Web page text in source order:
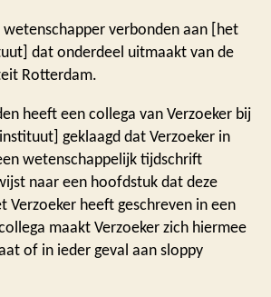
wetenschapper verbonden aan [het
dat onderdeel uitmaakt van de
Rotterdam.
heeft een collega van Verzoeker bij
geklaagd dat Verzoeker in
wetenschappelijk tijdschrift
naar een hoofdstuk dat deze
Verzoeker heeft geschreven in een
maakt Verzoeker zich hiermee
of in ieder geval aan sloppy